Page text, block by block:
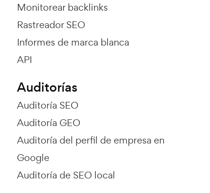
Monitorear backlinks
Rastreador SEO
Informes de marca blanca
API
Auditorías
Auditoría SEO
Auditoría GEO
Auditoría del perfil de empresa en
Google
Auditoría de SEO local